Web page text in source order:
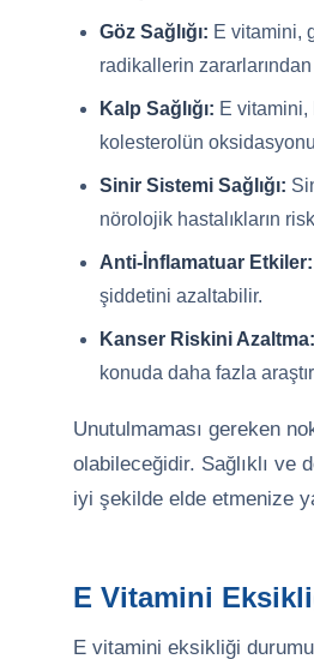
Göz Sağlığı: E vitamini,
radikallerin
Kalp Sağlığı: E vitamini,
kolesterolün
Sinir Sistemi Sağlığı:
nörolojik hastalıkların
Anti-İnflamatuar Etkiler:
şiddetini azaltabilir.
Kanser Riskini Azaltma:
konuda daha fazla
Unutulmaması gereken
olabileceğidir. Sağlıklı ve
iyi şekilde elde etmenize
E Vitamini
E vitamini eksikliği